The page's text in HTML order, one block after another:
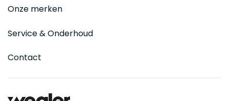
Onze merken
Service & Onderhoud
Contact